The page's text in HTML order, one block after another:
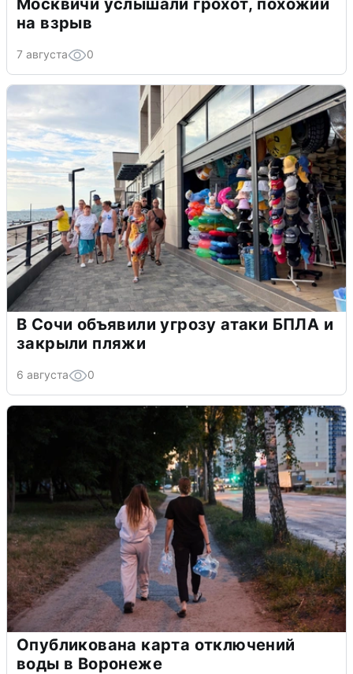
Москвичи услышали грохот, похожий
на взрыв
7 августа 0
В Сочи объявили угрозу атаки БПЛА и
закрыли пляжи
6 августа 0
Опубликована карта отключений
воды в Воронеже